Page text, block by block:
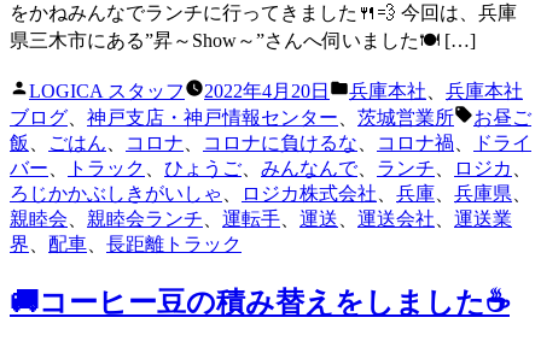
をかねみんなでランチに行ってきました🍴💨 今回は、兵庫
県三木市にある”昇～Show～”さんへ伺いました🍽️ […]
投
稿
LOGICA スタッフ 2022年4月20日
カ
テ
ゴ
リ
ー:
兵庫本社
兵庫本社
ブログ
神戸支店・神戸情報センター 茨城営業所
タ
グ:
お昼ご
飯
ごはん コロナ コロナに負けるな コロナ禍
ドライ
バー
トラック ひょうご みんなんで、 ランチ ロジカ
ろじかかぶしきがいしゃ
ロジカ株式会社 兵庫 兵庫県
親睦会
親睦会ランチ 運転手 運送 運送会社
運送業
界
配車 長距離トラック
🚚コーヒー豆の積み替えをしました☕